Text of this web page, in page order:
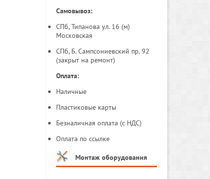
Самовывоз:
СПб, Типанова ул. 16 (м)
Московская
СПб, Б. Сампсониевский пр. 92
(закрыт на ремонт)
Оплата:
Наличные
Пластиковые карты
Безналичная оплата (с НДС)
Оплата по ссылке
Монтаж оборудования